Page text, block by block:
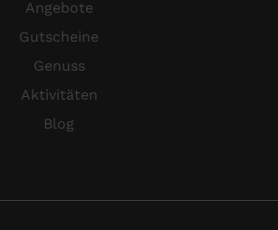
Angebote
Gutscheine
Genuss
Aktivitäten
Blog